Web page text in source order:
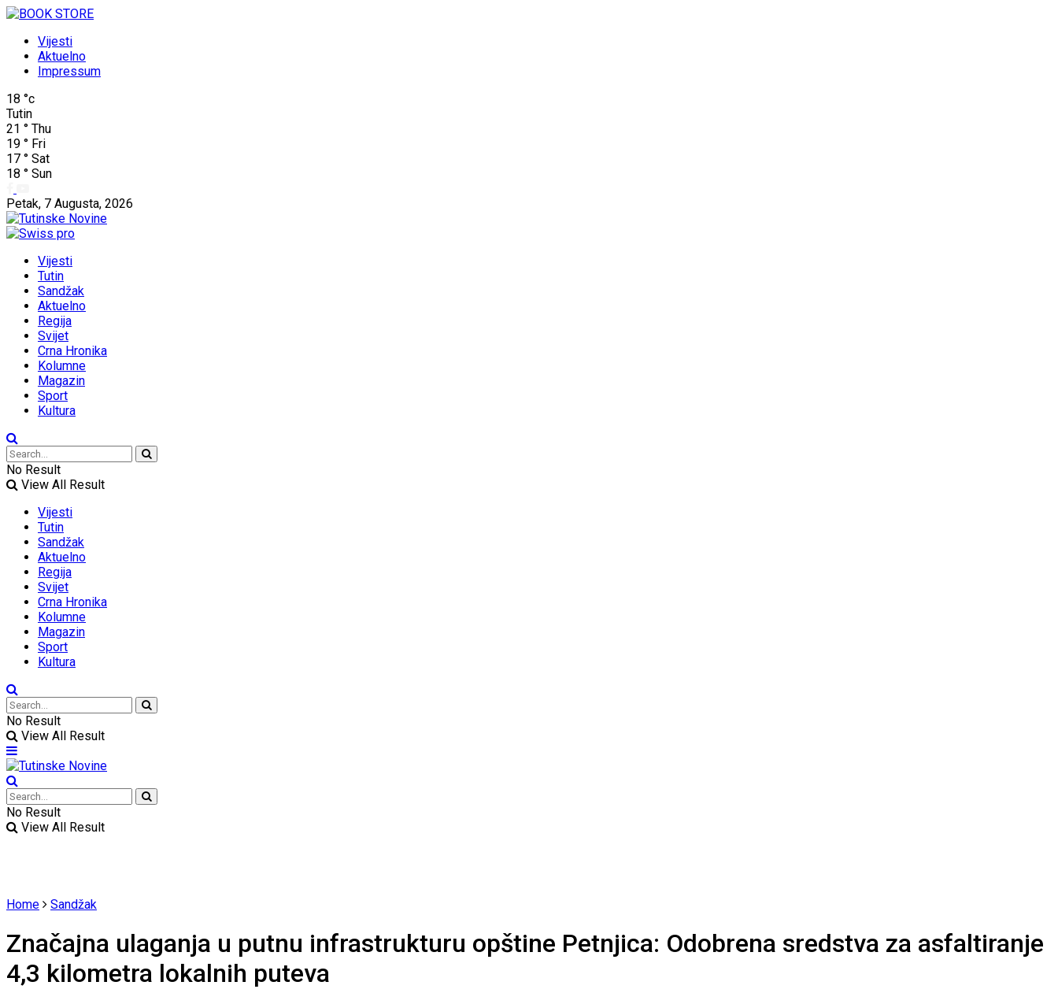
Vijesti
Aktuelno
Impressum
18 °c
Tutin
21 ° Thu
19 ° Fri
17 ° Sat
18 ° Sun
Petak, 7 Augusta, 2026
Vijesti
Tutin
Sandžak
Aktuelno
Regija
Svijet
Crna Hronika
Kolumne
Magazin
Sport
Kultura
No Result
View All Result
Vijesti
Tutin
Sandžak
Aktuelno
Regija
Svijet
Crna Hronika
Kolumne
Magazin
Sport
Kultura
No Result
View All Result
No Result
View All Result
Home Sandžak
Značajna ulaganja u putnu infrastrukturu opštine Petnjica: Odobrena sredstva za asfaltiranje
4,3 kilometra lokalnih puteva